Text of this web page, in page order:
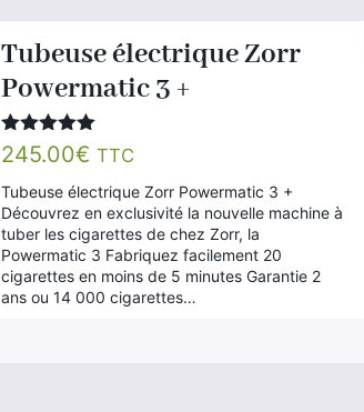
Tubeuse électrique Zorr
Powermatic 3 +
Note 5.00
sur 5
245.00€ TTC
Tubeuse électrique Zorr Powermatic 3 +
Découvrez en exclusivité la nouvelle machine à
tuber les cigarettes de chez Zorr, la
Powermatic 3 Fabriquez facilement 20
cigarettes en moins de 5 minutes Garantie 2
ans ou 14 000 cigarettes…